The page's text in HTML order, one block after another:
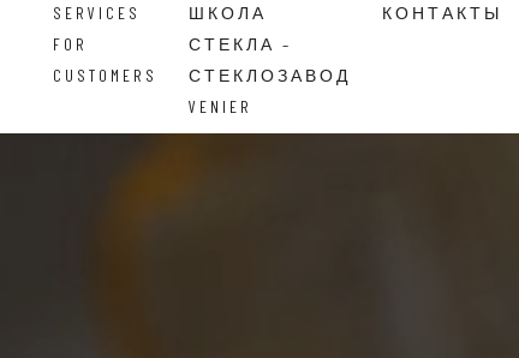
SERVICES
FOR
CUSTOMERS
ШКОЛА
СТЕКЛА –
СТЕКЛОЗАВОД
VENIER
КОНТАКТЫ